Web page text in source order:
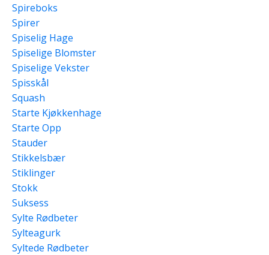
Spireboks
Spirer
Spiselig Hage
Spiselige Blomster
Spiselige Vekster
Spisskål
Squash
Starte Kjøkkenhage
Starte Opp
Stauder
Stikkelsbær
Stiklinger
Stokk
Suksess
Sylte Rødbeter
Sylteagurk
Syltede Rødbeter